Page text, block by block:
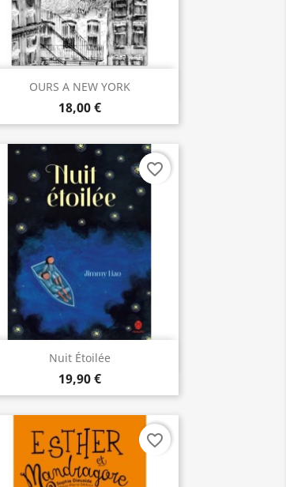
OURS A NEW YORK
18,00 €
Aperçu rapide
Nuit Étoilée
19,90 €
Aperçu rapide
favorite_border
favorite_border